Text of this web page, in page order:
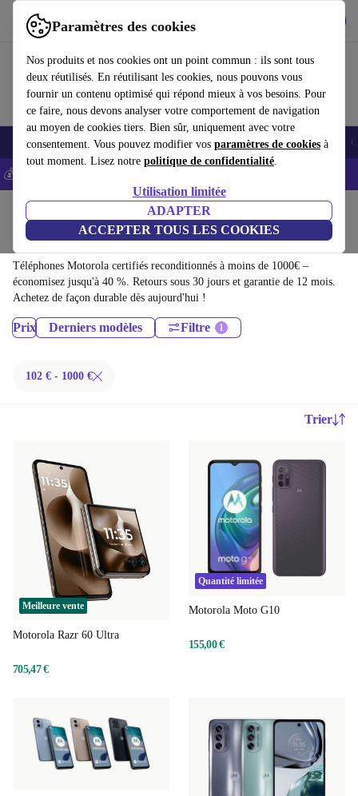
Paramètres des cookies
Nos produits et nos cookies ont un point commun : ils sont tous
deux réutilisés. En réutilisant les cookies, nous pouvons vous
fournir un contenu optimisé qui répond mieux à vos besoins. Pour
ce faire, nous devons analyser votre comportement de navigation
au moyen de cookies tiers. Bien sûr, uniquement avec votre
consentement. Vous pouvez modifier vos paramètres de cookies à
tout moment. Lisez notre politique de confidentialité.
Utilisation limitée
ADAPTER
ACCEPTER TOUS LES COOKIES
Utilisez refurbed rapidement et facilement
Smartphones Laptops Tablettes Montres connectées Accessoires
💰-5% EXTRA sur les iPhones – Code: IPHONEDEAL -
Téléphones & Smartphones
Téléphones Motorola:
Téléphones Motorola certifiés reconditionnés à moins de 1000€ –
économisez jusqu'à 40 %. Retours sous 30 jours et garantie de 12 mois.
Achetez de façon durable dès aujourd'hui !
Prix Derniers modèles Filtre
102 € - 1000 €
Trier
Meilleure vente
Motorola Razr 60 Ultra
705,47 €
Quantité limitée
Motorola Moto G10
155,00 €